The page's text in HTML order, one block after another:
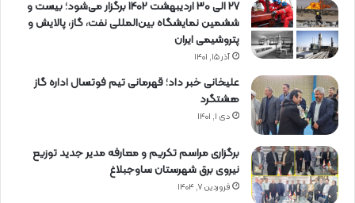
27 الی 30 اردیبهشت 1402 برگزار می‌شود؛ بیست و
ششمین نمایشگاه بین‌المللی نفت، گاز، پالایش و
پتروشیمی ایران
آذر ۱۵, ۱۴۰۱
علیخانی خبر داد؛ قهرمانی تیم فوتسال اداره گاز
هشتگرد
دی ۱, ۱۴۰۱
برگزاری مراسم تكریم و معارفه مدیر جدید توزیع
نیروی برق شهرستان ساوجبلاغ
فروردین ۷, ۱۴۰۴